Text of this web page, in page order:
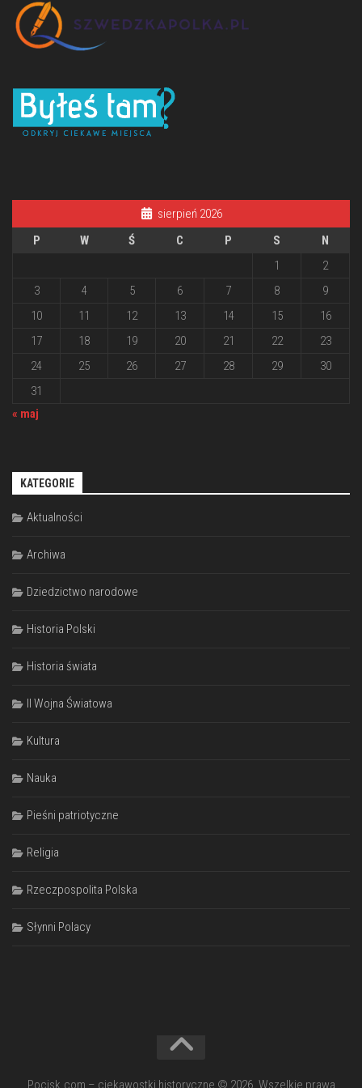
sierpień 2026
P
W Ś C P S
N
1
2
3
4 5 6 7 8
9
10
11 12 13 14 15
16
17
18 19 20 21 22
23
24
25 26 27 28 29
30
31
« maj
KATEGORIE
Aktualności
Archiwa
Dziedzictwo narodowe
Historia Polski
Historia świata
II Wojna Światowa
Kultura
Nauka
Pieśni patriotyczne
Religia
Rzeczpospolita Polska
Słynni Polacy
Pocisk.com – ciekawostki historyczne © 2026. Wszelkie prawa